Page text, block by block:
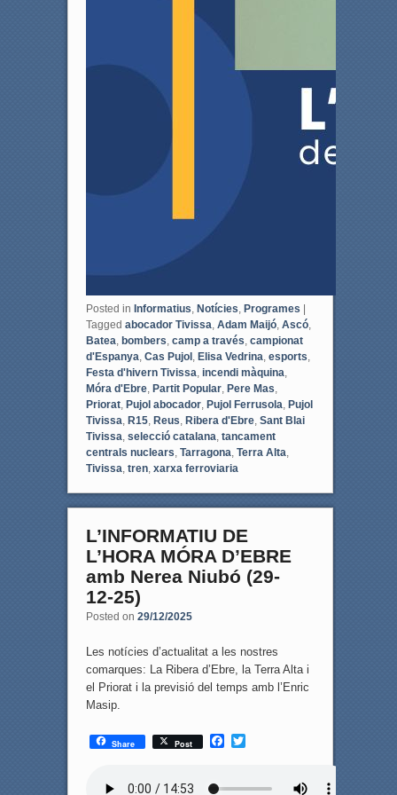
Posted in Informatius Notícies Programes |
Tagged abocador Tivissa Adam Maijó, Ascó,
Batea bombers camp a través campionat
d'Espanya Cas Pujol, Elisa Vedrina esports
Festa d'hivern Tivissa incendi màquina
Móra d'Ebre, Partit Popular, Pere Mas
Priorat, Pujol abocador, Pujol Ferrusola Pujol
Tivissa R15, Reus Ribera d'Ebre, Sant Blai
Tivissa selecció catalana tancament
centrals nuclears Tarragona Terra Alta
Tivissa tren, xarxa ferroviaria
L’INFORMATIU DE
L’HORA MÓRA D’EBRE
amb Nerea Niubó (29-
12-25)
Posted on 29/12/2025
Les notícies d’actualitat a les nostres
comarques: La Ribera d’Ebre, la Terra Alta i
el Priorat i la previsió del temps amb l’Enric
Masip.
Share Post
F
T